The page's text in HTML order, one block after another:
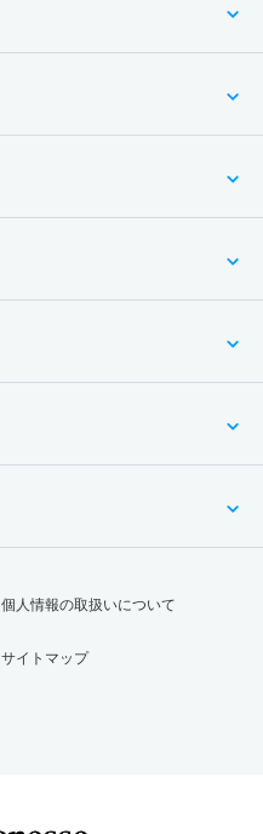
個人情報の取扱いについて
サイトマップ